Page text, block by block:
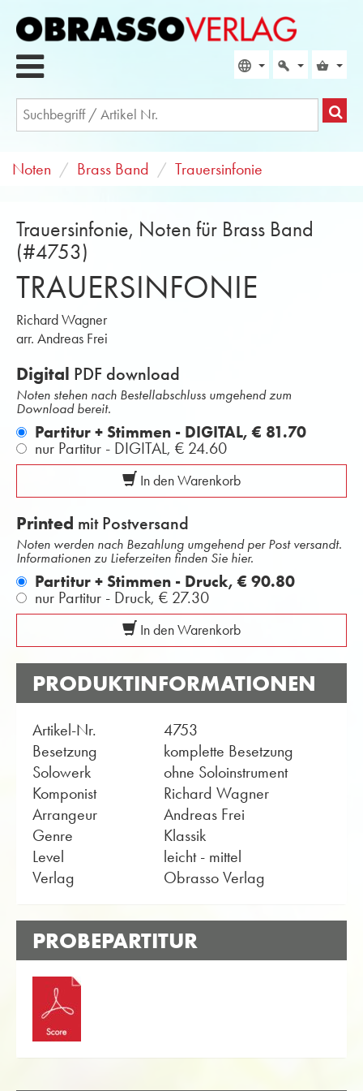
Noten Brass Band Trauersinfonie
Trauersinfonie, Noten für Brass Band
(#4753)
TRAUERSINFONIE
Richard Wagner
arr. Andreas Frei
Digital PDF download
Noten stehen nach Bestellabschluss umgehend zum
Download bereit.
Partitur + Stimmen - DIGITAL,€ 81.70
nur Partitur - DIGITAL, € 24.60
In den Warenkorb
Printed mit Postversand
Noten werden nach Bezahlung umgehend per Post versandt.
Informationen zu Lieferzeiten finden Sie hier.
Partitur + Stimmen - Druck,€ 90.80
nur Partitur - Druck, € 27.30
In den Warenkorb
PRODUKTINFORMATIONEN
Artikel-Nr.
4753
Besetzung
komplette Besetzung
Solowerk
ohne Soloinstrument
Komponist
Richard Wagner
Arrangeur
Andreas Frei
Genre
Klassik
Level
leicht - mittel
Verlag
Obrasso Verlag
PROBEPARTITUR